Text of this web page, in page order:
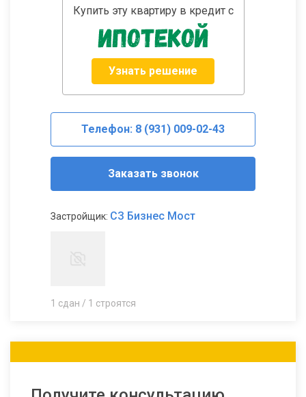
Купить эту квартиру в кредит с
Узнать решение
Телефон: 8 (931) 009-02-43
Заказать звонок
Застройщик: СЗ Бизнес Мост
1 сдан / 1 строятся